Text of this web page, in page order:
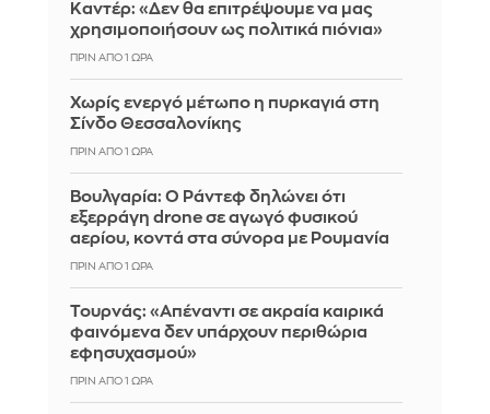
Καντέρ: «Δεν θα επιτρέψουμε να μας
χρησιμοποιήσουν ως πολιτικά πιόνια»
ΠΡΙΝ ΑΠΌ 1 ΏΡΑ
Χωρίς ενεργό μέτωπο η πυρκαγιά στη
Σίνδο Θεσσαλονίκης
ΠΡΙΝ ΑΠΌ 1 ΏΡΑ
Βουλγαρία: Ο Ράντεφ δηλώνει ότι
εξερράγη drone σε αγωγό φυσικού
αερίου, κοντά στα σύνορα με Ρουμανία
ΠΡΙΝ ΑΠΌ 1 ΏΡΑ
Τουρνάς: «Απέναντι σε ακραία καιρικά
φαινόμενα δεν υπάρχουν περιθώρια
εφησυχασμού»
ΠΡΙΝ ΑΠΌ 1 ΏΡΑ